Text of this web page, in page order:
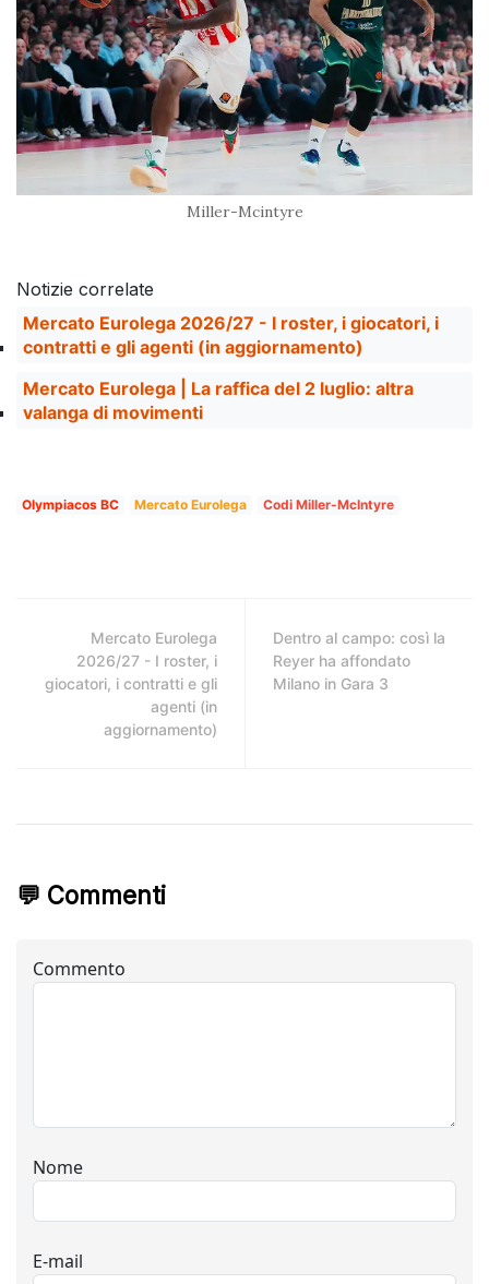
Miller-Mcintyre
Notizie correlate
Mercato Eurolega 2026/27 - I roster, i giocatori, i
contratti e gli agenti (in aggiornamento)
Mercato Eurolega | La raffica del 2 luglio: altra
valanga di movimenti
Olympiacos BC Mercato Eurolega Codi Miller-McIntyre
Mercato Eurolega
2026/27 - I roster, i
giocatori, i contratti e gli
agenti (in
aggiornamento)
Dentro al campo: così la
Reyer ha affondato
Milano in Gara 3
💬 Commenti